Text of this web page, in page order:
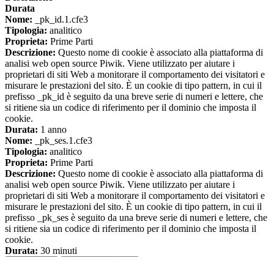
Durata
Nome: _pk_id.1.cfe3
Tipologia: analitico
Proprieta: Prime Parti
Descrizione: Questo nome di cookie è associato alla piattaforma di
analisi web open source Piwik. Viene utilizzato per aiutare i
proprietari di siti Web a monitorare il comportamento dei visitatori e
misurare le prestazioni del sito. È un cookie di tipo pattern, in cui il
prefisso _pk_id è seguito da una breve serie di numeri e lettere, che
si ritiene sia un codice di riferimento per il dominio che imposta il
cookie.
Durata: 1 anno
Nome: _pk_ses.1.cfe3
Tipologia: analitico
Proprieta: Prime Parti
Descrizione: Questo nome di cookie è associato alla piattaforma di
analisi web open source Piwik. Viene utilizzato per aiutare i
proprietari di siti Web a monitorare il comportamento dei visitatori e
misurare le prestazioni del sito. È un cookie di tipo pattern, in cui il
prefisso _pk_ses è seguito da una breve serie di numeri e lettere, che
si ritiene sia un codice di riferimento per il dominio che imposta il
cookie.
Durata: 30 minuti